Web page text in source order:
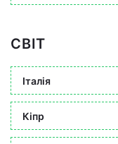
СВІТ
Італія
Кіпр